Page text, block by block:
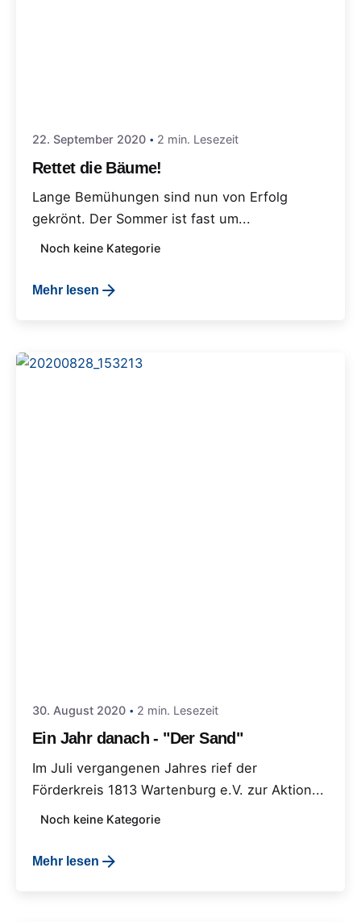
22. September 2020 2 min. Lesezeit
Rettet die Bäume!
Lange Bemühungen sind nun von Erfolg
gekrönt. Der Sommer ist fast um...
Noch keine Kategorie
Mehr lesen
30. August 2020 2 min. Lesezeit
Ein Jahr danach - "Der Sand"
Im Juli vergangenen Jahres rief der
Förderkreis 1813 Wartenburg e.V. zur Aktion...
Noch keine Kategorie
Mehr lesen